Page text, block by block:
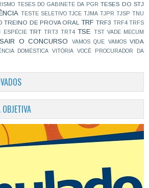
TESES DO GABINETE DA PGR TESES DO STJ
TESTE SELETIVO TJCE TJMA TJPR TJSP TNU
TREINO DE PROVA ORAL TRF TRF3 TRF4 TRFS
ESPÉCIE TRT TRT3 TRT4 TSE TST VADE MECUM
O CONCURSO VAMOS QUE VAMOS VIDA
DOMÉSTICA VITÓRIA
VOCÊ PROCURADOR DA